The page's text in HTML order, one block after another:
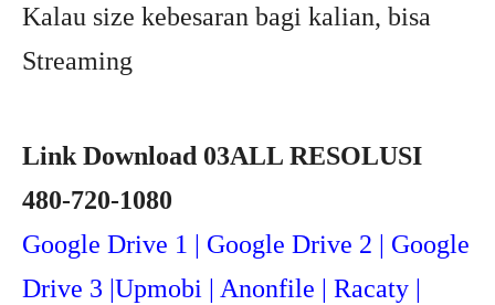
Kalau size kebesaran bagi kalian, bisa
Streaming
Link Download 03ALL RESOLUSI
480-720-1080
Google Drive 1 | Google Drive 2 | Google
Drive 3 |Upmobi | Anonfile | Racaty |